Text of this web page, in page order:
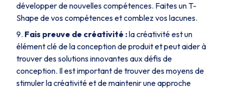
développer de nouvelles compétences. Faites un T-
Shape de vos compétences et comblez vos lacunes.
Fais preuve de créativité :la créativité est un
élément clé de la conception de produit et peut aider à
trouver des solutions innovantes aux défis de
conception. Il est important de trouver des moyens de
stimuler la créativité et de maintenir une approche